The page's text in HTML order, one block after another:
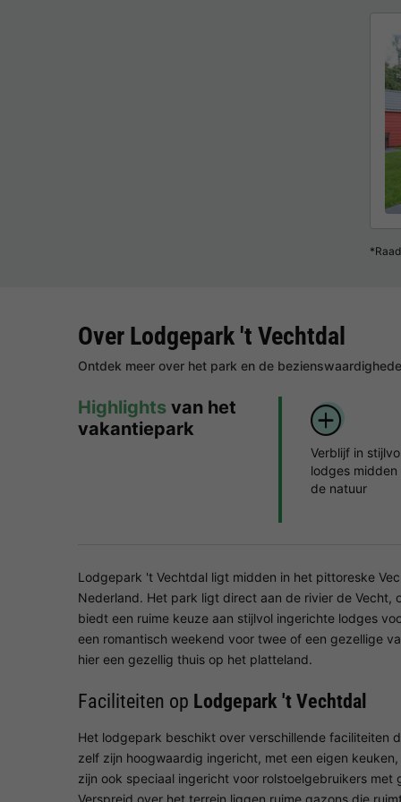
Over Lodgepark 't Vechtdal
Ontdek meer over het park en de
Highlights van het
vakantiepark
Verblijf in
lodges midden
de natuur
Lodgepark 't Vechtdal ligt midden in het pittoreske
Nederland. Het park ligt direct aan de rivier de Vecht,
biedt een ruime keuze aan stijlvol ingerichte lodges
een romantisch weekend voor twee of een gezellige
hier een gezellig thuis op het platteland.
Faciliteiten op Lodgepark 't Vechtdal
Het lodgepark beschikt over verschillende faciliteiten
zelf zijn hoogwaardig ingericht, met een eigen
zijn ook speciaal ingericht voor rolstoelgebruikers
Verspreid over het terrein liggen ruime gazons die